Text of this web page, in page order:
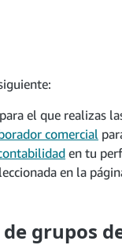
el que realizas
comercial
en tu
en la
grupos